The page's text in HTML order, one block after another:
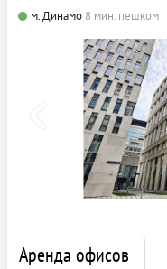
м. Динамо 8 мин. пешком
Аренда офисов